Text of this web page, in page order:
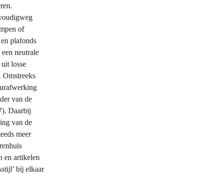
of
plafonds
neutrale
losse
Omstreeks
van de
Daarbij
van de
meer
en artikelen
bij elkaar